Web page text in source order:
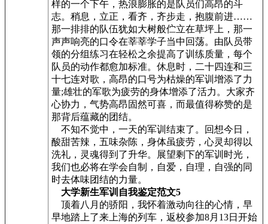
样的一个下午，热浪膨胀的是队员们高昂的斗
志。稍息，立正，看齐，齐步走，抱腹前进……
那一排排的队伍犹如大树般伫立在草坪上，那一
声声响亮的口令在莘莘学子当中回荡。由队员带
领的分组练习在轻松之余提高了训练质量，每个
队员的动作都愈加标准。休息时，二十四连和三
十七连对歌，高昂的口号为枯燥的军训增添了力
量;雄壮的军歌为疲劳的身体增添了活力。大家齐
心协力，气势高昂固然可喜，而最值得称赞的是
那背后蕴藏的团结。
不知不觉中，一天的军训结束了。回想今日，
酸甜苦辣，五味杂陈，身体虽疲劳，心灵却得以
洗礼，灵魂得到了升华。展望剩下的军训时光，
我们也必将在学会自制，自爱，自理，自强的同
时去体味团结的力量。
大学新生军训自我鉴定范文5
顶着八月的骄阳，我怀着激动向往的心情，早
早地踏上了来上海的列车，返校参加8月13日开始